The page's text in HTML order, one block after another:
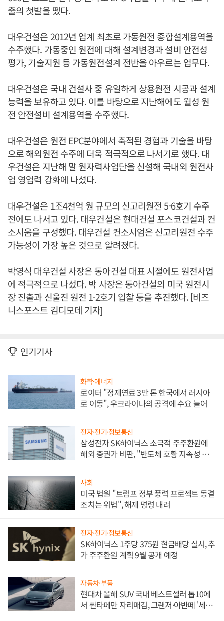
출의 첫발을 뗐다.
대우건설은 2012년 업계 최초로 가동원전 종합설계용역을
수주했다. 가동중인 원전에 대해 설계변경과 설비 안전성
평가, 기술지원 등 가동원전설계 전반을 아우르는 업무다.
대우건설은 국내 건설사 중 유일하게 상용원전 시공과 설계
능력을 보유하고 있다. 이를 바탕으로 지난해에도 월성 원
전 안전설비 설계용역을 수주했다.
대우건설은 원전 EPC분야에서 축적된 경험과 기술을 바탕
으로 해외원전 수주에 더욱 적극적으로 나서기로 했다. 대
우건설은 지난해 말 원자력사업단을 신설해 국내외 원전사
업 영업력 강화에 나섰다.
대우건설은 1조4천억 원 규모의 신고리원전 5·6호기 수주
전에도 나서고 있다. 대우건설은 현대건설 포스코건설과 컨
소시움을 구성했다. 대우건설 컨소시엄은 신고리원전 수주
가능성이 가장 높은 것으로 알려졌다.
박영식 대우건설 사장은 동아건설 대표 시절에도 원전사업
에 적극적으로 나섰다. 박 사장은 동아건설의 미국 원전시
장 진출과 신울진 원전 1·2호기 입찰 등을 추진했다. [비즈
니스포스트 김디모데 기자]
인기기사
화학·에너지
로이터 "정제연료 3만 톤 한국에서 러시아
로 이동", 우크라이나의 공격에 수요 늘어
전자·전기·정보통신
삼성전자 SK하이닉스 소극적 주주환원에
해외 증권가 비판, "반도체 호황 지속성 의
사회
미국 법원 "트럼프 정부 풍력 프로젝트 동결
조치는 위법", 해제 명령 내려
전자·전기·정보통신
SK하이닉스 1주당 375원 현금배당 실시, 추
가 주주환원 계획 9월 공개 예정
자동차·부품
현대차 올해 SUV 국내 베스트셀러 톱10에
서 싼타페만 자리매김, 그랜저·아반떼 '세단